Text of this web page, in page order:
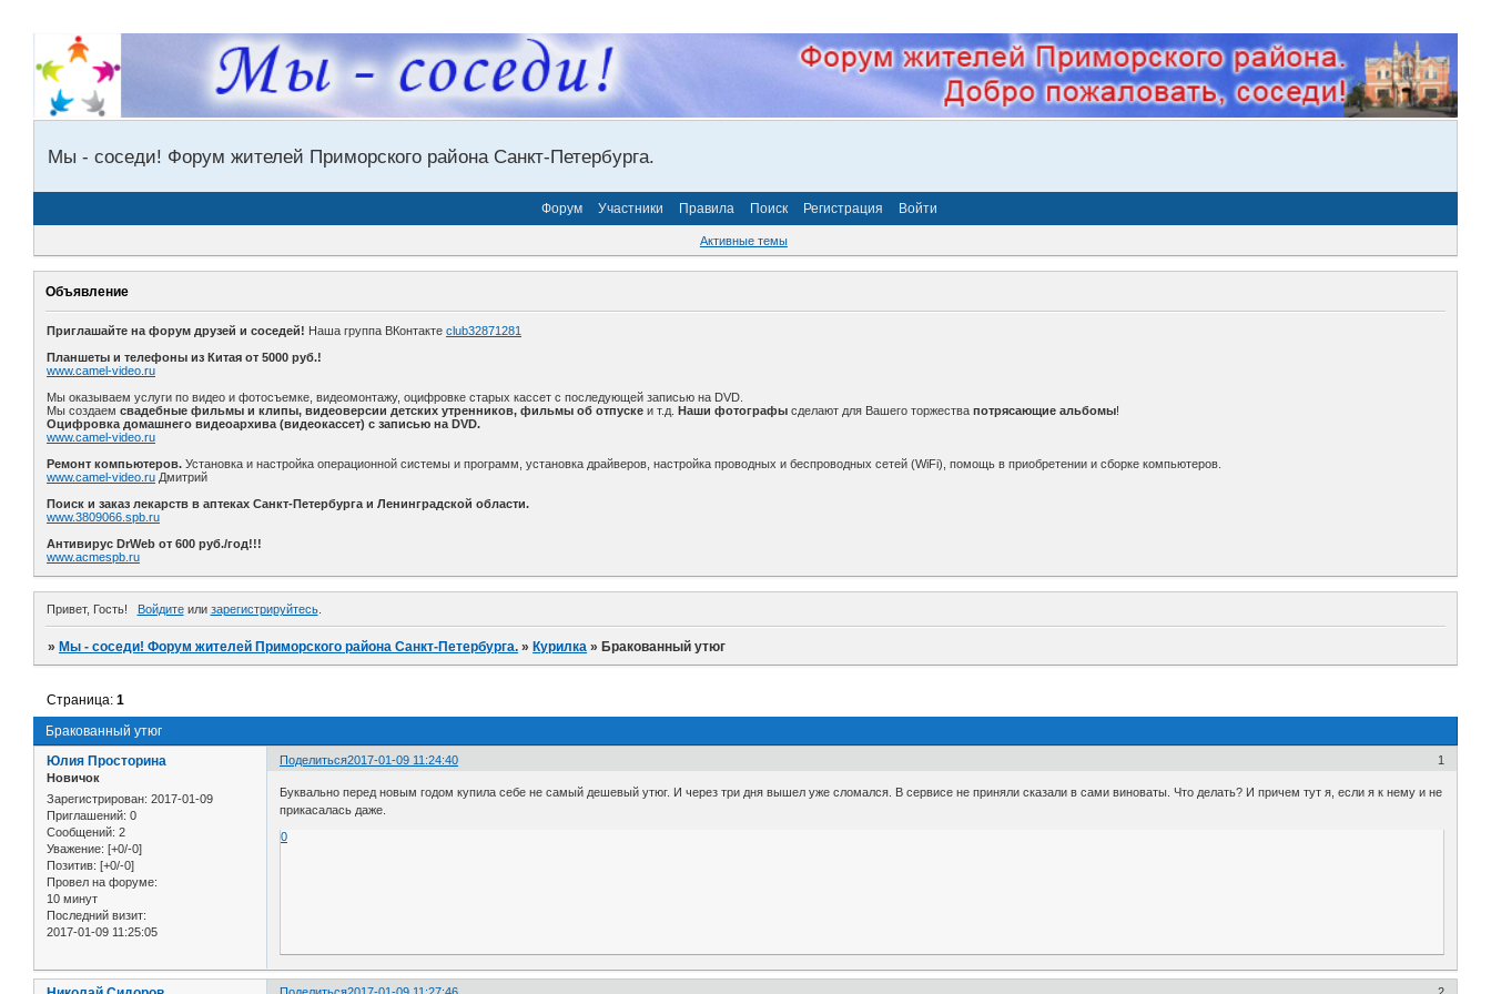
Мы - соседи! Форум жителей Приморского района Санкт-Петербурга.
Форум Участники Правила Поиск Регистрация Войти
Активные темы
Объявление
Приглашайте на форум друзей и соседей! Наша группа ВКонтакте club32871281
Планшеты и телефоны из Китая от 5000 руб.!
www.camel-video.ru
Мы оказываем услуги по видео и фотосъемке, видеомонтажу, оцифровке старых кассет с последующей записью на DVD.
Мы создаем свадебные фильмы и клипы, видеоверсии детских утренников, фильмы об отпуске и т.д. Наши фотографы сделают для Вашего торжества потрясающие альбомы!
Оцифровка домашнего видеоархива (видеокассет) с записью на DVD.
www.camel-video.ru
Ремонт компьютеров. Установка и настройка операционной системы и программ, установка драйверов, настройка проводных и беспроводных сетей (WiFi), помощь в приобретении и сборке компьютеров.
www.camel-video.ru Дмитрий
Поиск и заказ лекарств в аптеках Санкт-Петербурга и Ленинградской области.
www.3809066.spb.ru
Антивирус DrWeb от 600 руб./год!!!
www.acmespb.ru
Привет, Гость! Войдитеили зарегистрируйтесь.
»Мы - соседи! Форум жителей Приморского района Санкт-Петербурга. »Курилка »Бракованный утюг
Бракованный утюг
Страница:1
Поделиться 1
2017-01-09 11:24:40
Юлия Просторина
Новичок
Зарегистрирован: 2017-01-09
Приглашений: 0
Сообщений: 2
Уважение: [+0/-0]
Позитив: [+0/-0]
Провел на форуме:
10 минут
Последний визит:
2017-01-09 11:25:05
Буквально перед новым годом купила себе не самый дешевый утюг. И через три дня вышел уже сломался. В сервисе не приняли сказали в сами виноваты. Что делать? И причем тут я, если я к нему и не
прикасалась даже.
0